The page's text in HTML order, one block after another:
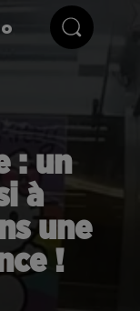
: un
à
une
!